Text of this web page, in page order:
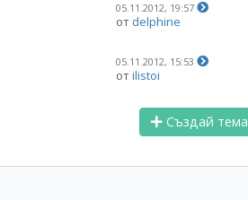
05.11.2012, 19:57
от delphine
05.11.2012, 15:53
отilistoi
Създай тема